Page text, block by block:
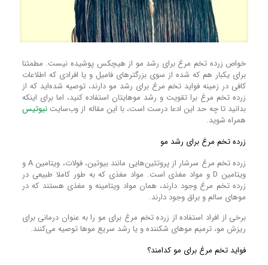
خواص زرده تخم مرغ برای رشد مو از هیچکس پوشیده نیست. مطمئنا
برای یکبار هم که شده از سوی بزرگترهای‌ فامیل و یا افرادی که اطلاعات
کافی در زمینه فواید تخم مرغ برای رشد مو دارند، توصیه شده‌اید که از
زرده تخم مرغ برا تقویت و رشد مو‌هایتان استفاده کنید، اما برای اینکه
بدانید تا چه حد این ادعا درست است، با این مقاله از وب‌سایتنیوتیس
همراه شوید.
زرده تخم مرغ برای رشد مو
زرده تخم مرغ سرشار از پروتئین‌هایی مانند بیوتین، فولات، ویتامین A و
ویتامین D و مواد مغذی است. مواد مغذی که به طور کاملا طبیعی در
زرده تخم مرغ وجود دارند، همان مواد ویتامینه و مغذی هستند که در
مو‌های سالم و براق وجود دارند.
برخی از افراد استفاده از زرده تخم مرغ برای مو را به عنوان درمانی برای
ریزش مو، ترمیم مو‌های شکننده و یا رشد سریع مو‌ها توصیه می‌کنند.
فواید تخم مرغ برای مو کدامند؟